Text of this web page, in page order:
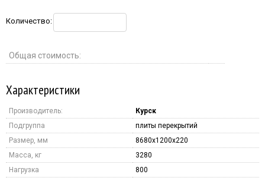
Количество:
Общая стоимость:
Характеристики
Производитель:
Курск
Подгруппа
плиты перекрытий
Размер, мм
8680x1200x220
Масса, кг
3280
Нагрузка
800